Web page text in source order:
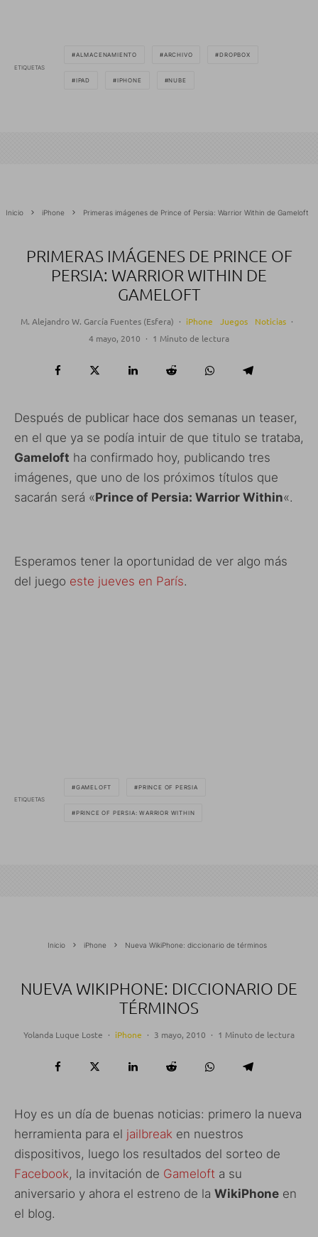
ETIQUETAS
ALMACENAMIENTO ARCHIVO DROPBOX
IPAD IPHONE NUBE
Inicio iPhone Primeras imágenes de Prince of Persia: Warrior Within de Gameloft
PRIMERAS IMÁGENES DE PRINCE OF
PERSIA: WARRIOR WITHIN DE
GAMELOFT
M. Alejandro W. García Fuentes (Esfera) · iPhone Juegos Noticias ·
4 mayo, 2010 · 1 Minuto de lectura
Después de publicar hace dos semanas un teaser,
en el que ya se podía intuir de que titulo se trataba,
Gameloft ha confirmado hoy, publicando tres
imágenes, que uno de los próximos títulos que
sacarán será «Prince of Persia: Warrior Within«.
Esperamos tener la oportunidad de ver algo más
del juego este jueves en París.
ETIQUETAS
GAMELOFT PRINCE OF PERSIA
PRINCE OF PERSIA: WARRIOR WITHIN
Inicio iPhone Nueva WikiPhone: diccionario de términos
NUEVA WIKIPHONE: DICCIONARIO DE
TÉRMINOS
Yolanda Luque Loste · iPhone · 3 mayo, 2010 · 1 Minuto de lectura
Hoy es un día de buenas noticias: primero la nueva
herramienta para el jailbreak en nuestros
dispositivos, luego los resultados del sorteo de
Facebook, la invitación de Gameloft a su
aniversario y ahora el estreno de la WikiPhone en
el blog.